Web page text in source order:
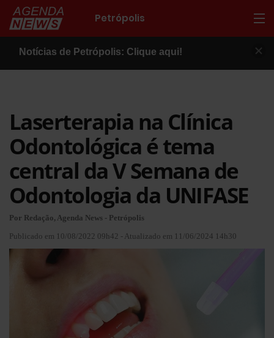
Petrópolis
Notícias de Petrópolis: Clique aqui!
Laserterapia na Clínica
Odontológica é tema
central da V Semana de
Odontologia da UNIFASE
Por Redação, Agenda News - Petrópolis
Publicado em 10/08/2022 09h42 - Atualizado em 11/06/2024 14h30